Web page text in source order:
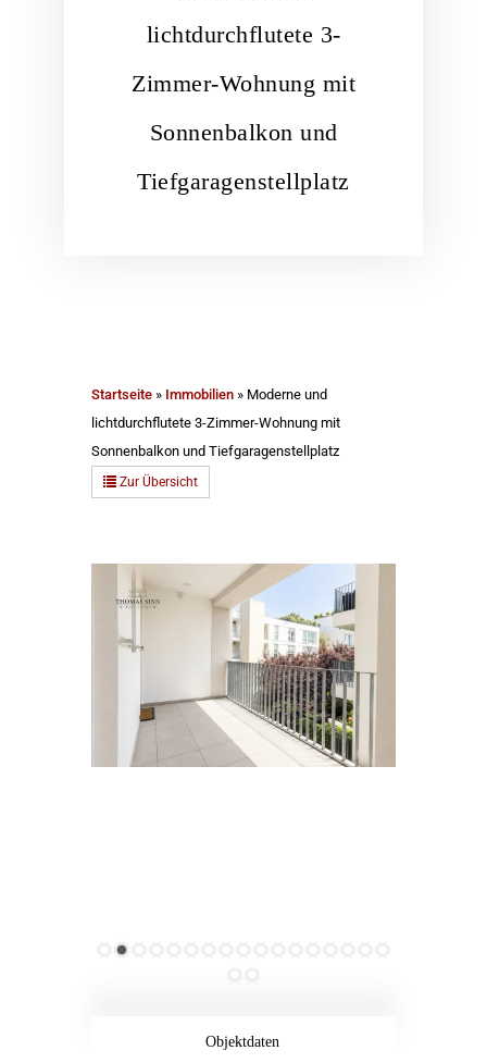
lichtdurchflutete 3-
Zimmer-Wohnung mit
Sonnenbalkon und
Tiefgaragenstellplatz
Startseite » Immobilien » Moderne und
lichtdurchflutete 3-Zimmer-Wohnung mit
Sonnenbalkon und Tiefgaragenstellplatz
Zur Übersicht
Objektdaten